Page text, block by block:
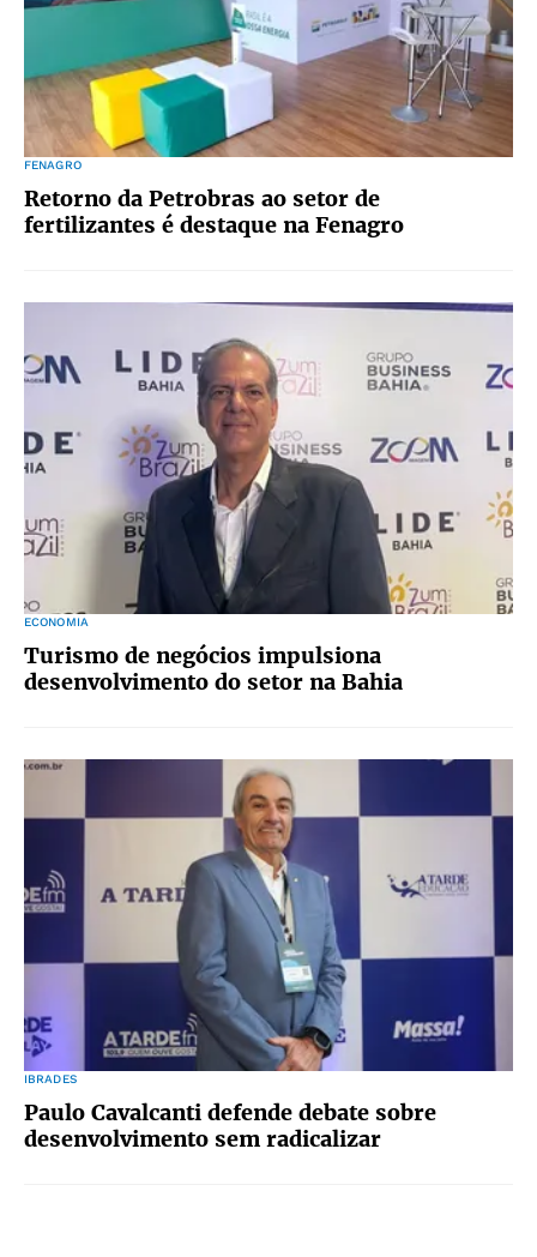
FENAGRO
Retorno da Petrobras ao setor de
fertilizantes é destaque na Fenagro
ECONOMIA
Turismo de negócios impulsiona
desenvolvimento do setor na Bahia
IBRADES
Paulo Cavalcanti defende debate sobre
desenvolvimento sem radicalizar